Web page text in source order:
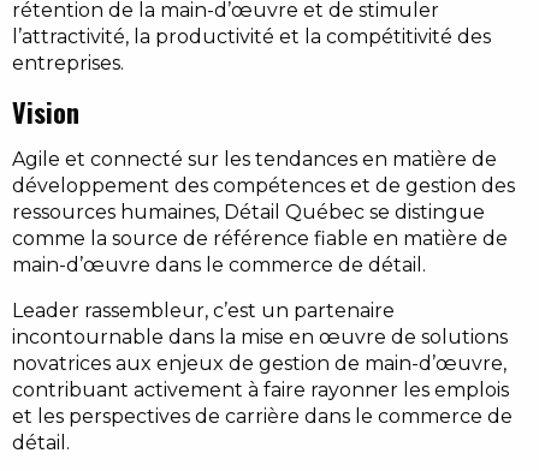
rétention de la main-d’œuvre et de stimuler
l’attractivité, la productivité et la compétitivité des
entreprises.
Vision
Agile et connecté sur les tendances en matière de
développement des compétences et de gestion des
ressources humaines, Détail Québec se distingue
comme la source de référence fiable en matière de
main-d’œuvre dans le commerce de détail.
Leader rassembleur, c’est un partenaire
incontournable dans la mise en œuvre de solutions
novatrices aux enjeux de gestion de main-d’œuvre,
contribuant activement à faire rayonner les emplois
et les perspectives de carrière dans le commerce de
détail.